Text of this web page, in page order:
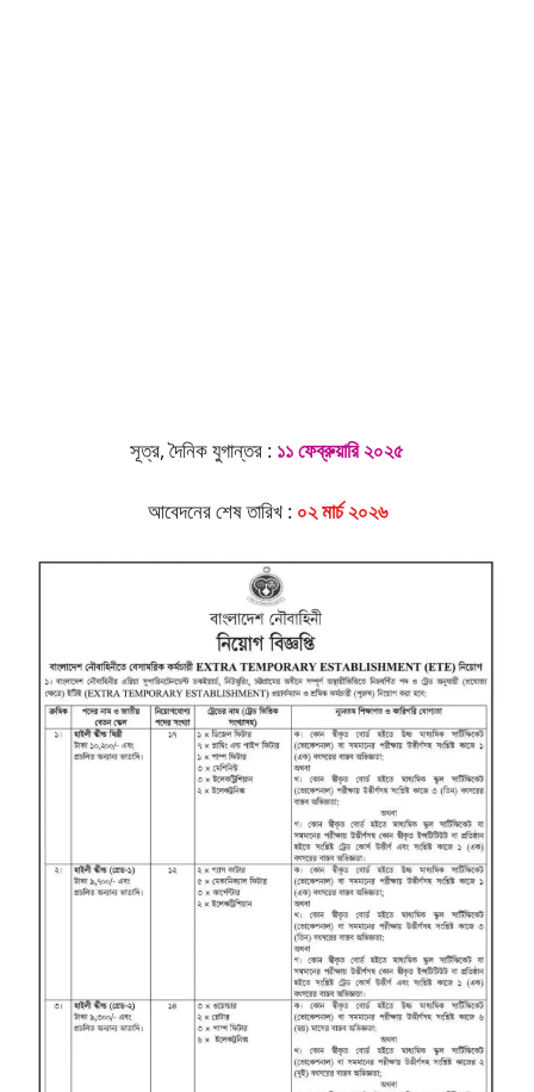
সূত্র, দৈনিক যুগান্তর : ১১ ফেব্রুয়ারি ২০২৫
আবেদনের শেষ তারিখ : ০২ মার্চ ২০২৬